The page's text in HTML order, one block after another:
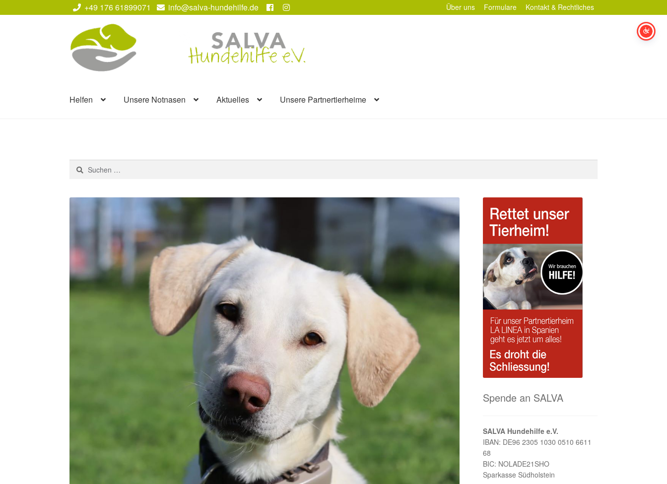
+49 176 61899071 info@salva-hundehilfe.de Über uns Formulare Kontakt & Rechtliches
Navigation
springen
Zum
Inhalt
springen
Helfen Unsere Notnasen Aktuelles Unsere Partnertierheime
Suchen
nach:
Spende an SALVA
SALVA Hundehilfe e.V.
IBAN: DE96 2305 1030 0510 6611
68
BIC: NOLADE21SHO
Sparkasse Südholstein